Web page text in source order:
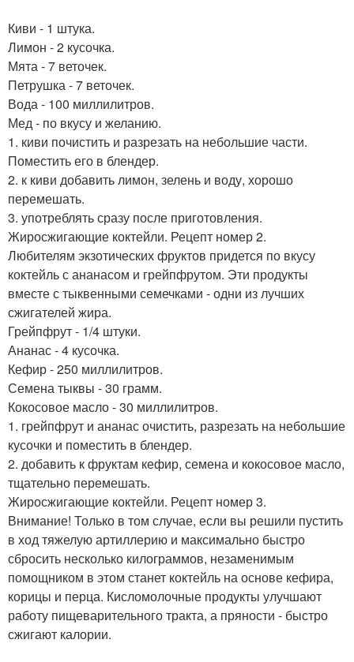
Киви - 1 штука.
Лимон - 2 кусочка.
Мята - 7 веточек.
Петрушка - 7 веточек.
Вода - 100 миллилитров.
Мед - по вкусу и желанию.
1. киви почистить и разрезать на небольшие части.
Поместить его в блендер.
2. к киви добавить лимон, зелень и воду, хорошо
перемешать.
3. употреблять сразу после приготовления.
Жиросжигающие коктейли. Рецепт номер 2.
Любителям экзотических фруктов придется по вкусу
коктейль с ананасом и грейпфрутом. Эти продукты
вместе с тыквенными семечками - одни из лучших
сжигателей жира.
Грейпфрут - 1/4 штуки.
Ананас - 4 кусочка.
Кефир - 250 миллилитров.
Семена тыквы - 30 грамм.
Кокосовое масло - 30 миллилитров.
1. грейпфрут и ананас очистить, разрезать на небольшие
кусочки и поместить в блендер.
2. добавить к фруктам кефир, семена и кокосовое масло,
тщательно перемешать.
Жиросжигающие коктейли. Рецепт номер 3.
Внимание! Только в том случае, если вы решили пустить
в ход тяжелую артиллерию и максимально быстро
сбросить несколько килограммов, незаменимым
помощником в этом станет коктейль на основе кефира,
корицы и перца. Кисломолочные продукты улучшают
работу пищеварительного тракта, а пряности - быстро
сжигают калории.